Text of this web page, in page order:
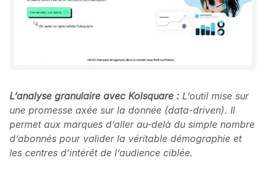
L’analyse granulaire avec Kolsquare : L’outil mise sur
une promesse axée sur la donnée (data-driven). Il
permet aux marques d’aller au-delà du simple nombre
d’abonnés pour valider la véritable démographie et
les centres d’intérêt de l’audience ciblée.